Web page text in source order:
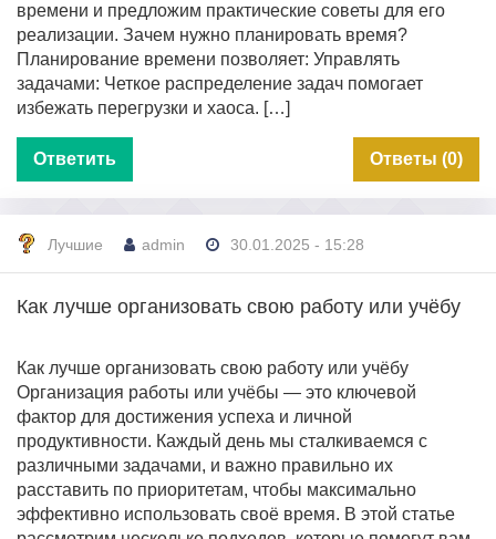
времени и предложим практические советы для его
реализации. Зачем нужно планировать время?
Планирование времени позволяет: Управлять
задачами: Четкое распределение задач помогает
избежать перегрузки и хаоса. […]
Ответить Ответы (0)
Лучшие admin 30.01.2025 - 15:28
Как лучше организовать свою работу или учёбу
Как лучше организовать свою работу или учёбу
Организация работы или учёбы — это ключевой
фактор для достижения успеха и личной
продуктивности. Каждый день мы сталкиваемся с
различными задачами, и важно правильно их
расставить по приоритетам, чтобы максимально
эффективно использовать своё время. В этой статье